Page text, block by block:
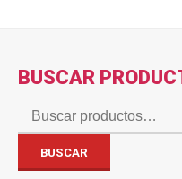
BUSCAR
Buscar
por:
BUSCAR